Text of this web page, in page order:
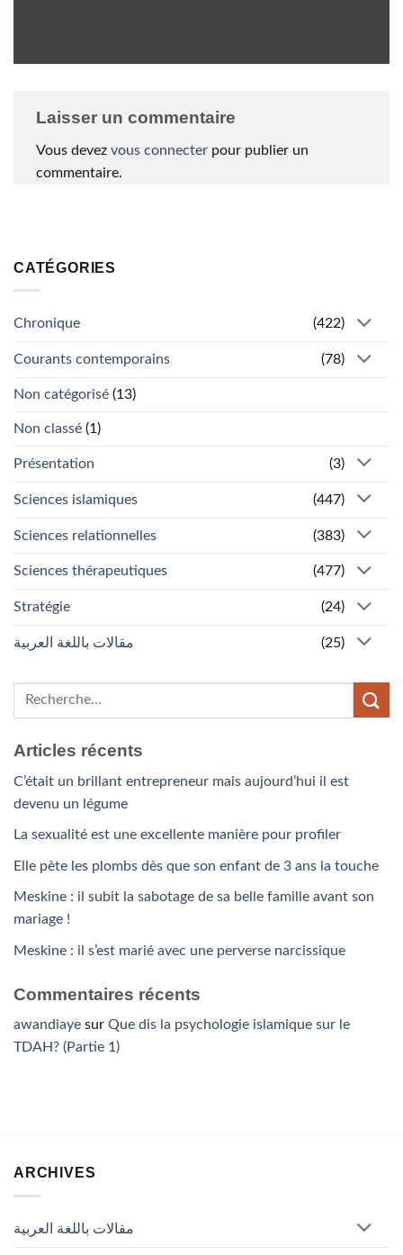
Laisser un commentaire
Vous devez vous connecter pour publier un
commentaire.
CATÉGORIES
Chronique (422)
Courants contemporains (78)
Non catégorisé (13)
Non classé (1)
Présentation (3)
Sciences islamiques (447)
Sciences relationnelles (383)
Sciences thérapeutiques (477)
Stratégie (24)
مقالات باللغة العربية (25)
Articles récents
C’était un brillant entrepreneur mais aujourd’hui il est
devenu un légume
La sexualité est une excellente manière pour profiler
Elle pète les plombs dès que son enfant de 3 ans la touche
Meskine : il subit la sabotage de sa belle famille avant son
mariage !
Meskine : il s’est marié avec une perverse narcissique
Commentaires récents
awandiaye sur Que dis la psychologie islamique sur le
TDAH? (Partie 1)
ARCHIVES
مقالات باللغة العربية